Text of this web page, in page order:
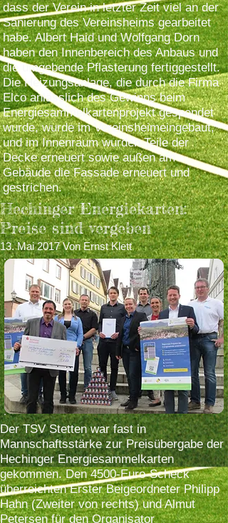
dass der Verein in letzter Zeit viel an der
Sanierung des Vereinsheims gearbeitet
habe. Albert Haid und Wolfgang Dorn
haben den Innenbereich des Anbaus und
die umgebende Pflasterung fertiggestellt.
Die Heizungsanlage, die durch die Firma
Elco anlässlich des Gewinns beim
Energiesammelkartenprojekt gespendet
wurde, wurde im Vereinsheimeingebaut,
und im Innenraum wurden Teile der
Decke erneuert sowie außen am
Gebäude die Fassade erneuert und
gestrichen.
Hechinger Energiekarten:
Preise sind vergeben
13. Mai 2017 Von Ernst Klett
Der TSV Stetten war fast in
Mannschaftsstärke zur Preisübergabe der
Hechinger Energiesammelkarten
gekommen. Den 4500-Euro-Scheck
überreichten Erster Beigeordneter Philipp
Hahn (Zweiter von rechts) und Almut
Petersen für den Organisator